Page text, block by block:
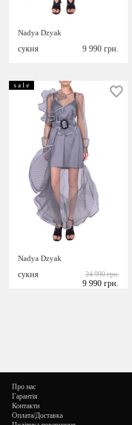
Nadya Dzyak
сукня
9 990 грн.
s a l e
Nadya Dzyak
сукня
24 990 грн.
9 990 грн.
Про нас
Гарантія
Контакти
Оплата/Доставка